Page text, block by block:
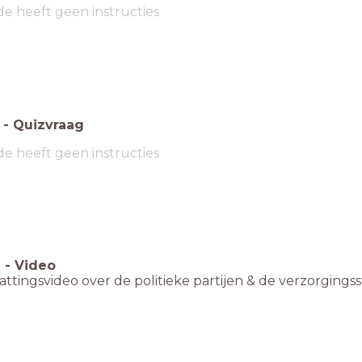
heeft geen instructies
- Quizvraag
heeft geen instructies
- Video
over de politieke partijen & de